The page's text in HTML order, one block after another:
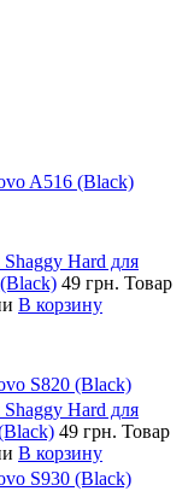
A516 (Black)
Hard для
49 грн. Товар
В корзину
S820 (Black)
Hard для
49 грн. Товар
В корзину
S930 (Black)